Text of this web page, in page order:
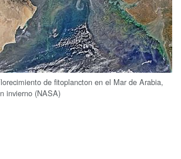
de fitoplancton en el Mar de Arabia,
invierno (NASA)